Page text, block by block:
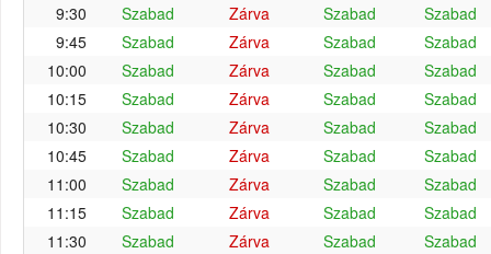
9:30
Szabad Zárva Szabad
Szabad
9:45
Szabad Zárva Szabad
Szabad
10:00
Szabad Zárva Szabad
Szabad
10:15
Szabad Zárva Szabad
Szabad
10:30
Szabad Zárva Szabad
Szabad
10:45
Szabad Zárva Szabad
Szabad
11:00
Szabad Zárva Szabad
Szabad
11:15
Szabad Zárva Szabad
Szabad
11:30
Szabad Zárva Szabad
Szabad